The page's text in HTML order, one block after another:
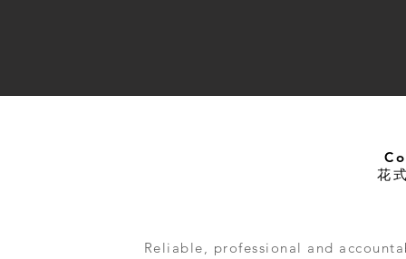
花
Reliable, professional and